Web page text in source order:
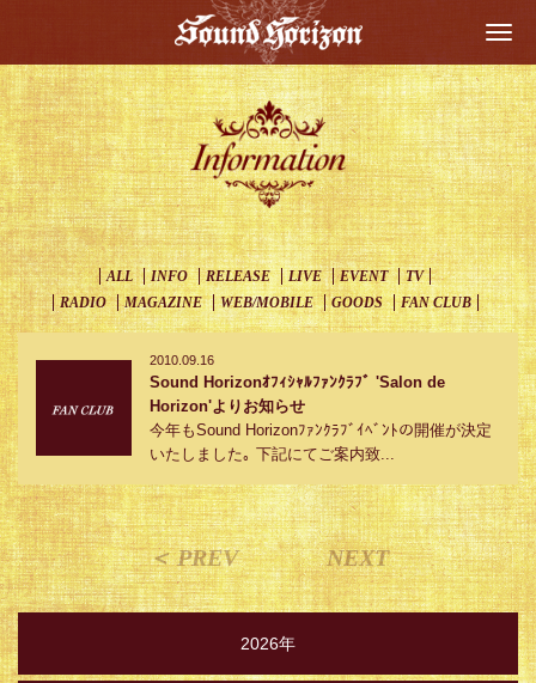
ALL INFO RELEASE LIVE EVENT
TV
RADIO
MAGAZINE WEB/MOBILE GOODS FAN CLUB
2010.09.16
Sound Horizonｵﾌｨｼｬﾙﾌｧﾝｸﾗﾌﾞ 'Salon de
Horizon'よりお知らせ
今年もSound Horizonﾌｧﾝｸﾗﾌﾞｲﾍﾞﾝﾄの開催が決定
いたしました｡ 下記にてご案内致...
＜ PREV NEXT
2026年